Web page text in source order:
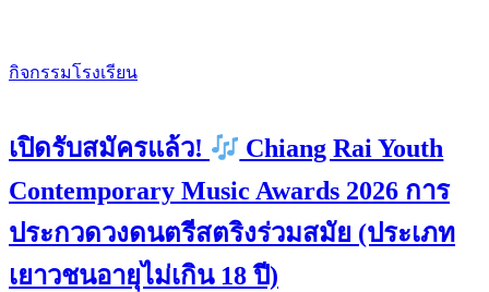
กิจกรรมโรงเรียน
เปิดรับสมัครแล้ว!
Chiang Rai Youth
Contemporary Music Awards 2026 การ
ประกวดวงดนตรีสตริงร่วมสมัย (ประเภท
เยาวชนอายุไม่เกิน 18 ปี)